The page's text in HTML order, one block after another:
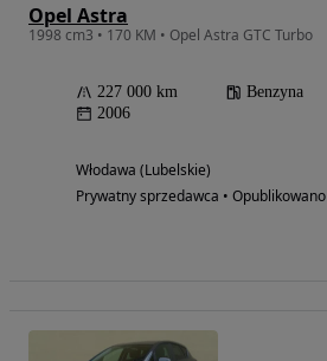
Opel Astra
1998 cm3 • 170 KM • Opel Astra GTC Turbo
227 000 km Benzyna
2006
Włodawa (Lubelskie)
Prywatny sprzedawca • Opublikowano